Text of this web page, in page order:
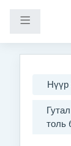
Нүүр
толь